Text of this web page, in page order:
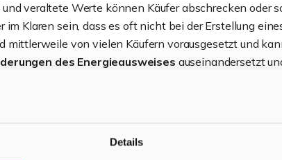
Details
veraltete Werte können Käufer abschrecken oder
Klaren sein, dass es oft nicht bei der Erstellung
mittlerweile von vielen Käufern vorausgesetzt und
des Energieausweises auseinandersetzt
und präsentiert seine Immobilie dem
Auftreten und vollständige